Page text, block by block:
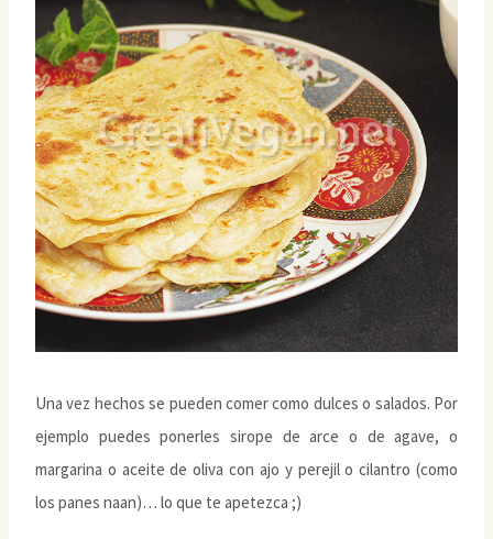
Una vez hechos se pueden comer como dulces o salados. Por
ejemplo puedes ponerles sirope de arce o de agave, o
margarina o aceite de oliva con ajo y perejil o cilantro (como
los panes naan)… lo que te apetezca ;)